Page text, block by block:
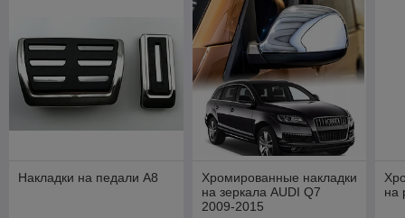
Накладки на педали A8
Хромированные накладки
на зеркала AUDI Q7
2009-2015
на